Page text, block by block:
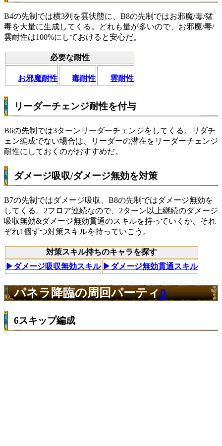
B4の先制では横3列を雲状態に、B8の先制ではお邪魔/毒/猛
毒を大量に生成してくる。どれも量が多いので、お邪魔/毒/
雲耐性は100%にしておけると安心だ。
必要な耐性
お邪魔耐性 毒耐性 雲耐性
リーダーチェンジ耐性を付与
B6の先制では3ターンリーダーチェンジをしてくる。リダチ
ェン編成でない場合は、リーダーの潜在をリーダーチェンジ
耐性にしておくのがおすすめだ。
ダメージ吸収/ダメージ無効を対策
B7の先制ではダメージ吸収、B8の先制ではダメージ無効を
してくる。2フロア連続なので、2ターン以上継続のダメージ
吸収無効&ダメージ無効貫通のスキルを持っていくか、それ
ぞれ1個ずつ対策スキルを持っていこう。
対策スキル持ちのキャラを探す
▶︎ダメージ吸収無効スキル ▶︎ダメージ無効貫通スキル
パネラ降臨の周回パーティ0
6スキップ編成